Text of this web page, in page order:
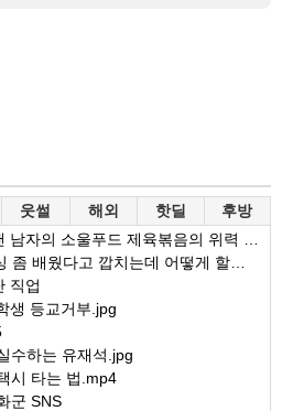
웃썰 해외 핫딜 후방
자의 소울푸드 제육볶음의 위력 ㅋㅋ
배웠다고 깝치는데 어떻게 할까요?
직업
생 등교거부.jpg
수하는 유재석.jpg
시 타는 법.mp4
군 SNS